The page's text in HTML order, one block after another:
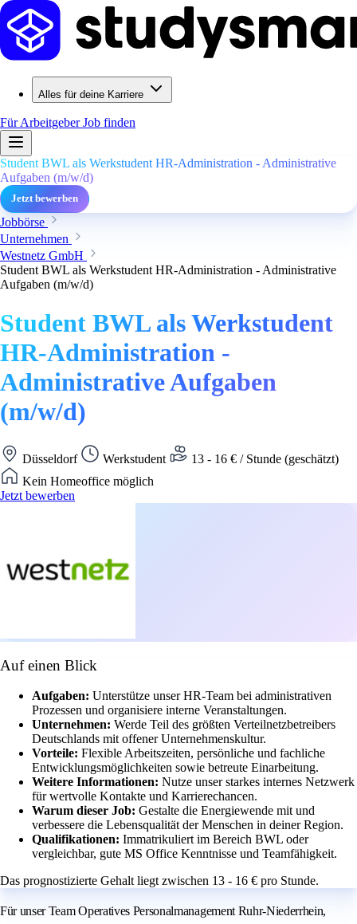
Alles für deine Karriere
Für ArbeitgeberJob finden
Student BWL als Werkstudent HR-Administration - Administrative
Aufgaben (m/w/d)
Jetzt bewerben
Jobbörse
Unternehmen
Westnetz GmbH
Student BWL als Werkstudent HR-Administration - Administrative
Aufgaben (m/w/d)
Student BWL als Werkstudent
HR-Administration -
Administrative Aufgaben
(m/w/d)
Düsseldorf Werkstudent
13 - 16 € / Stunde (geschätzt)
Kein Homeoffice möglich
Jetzt bewerben
Auf einen Blick
Aufgaben: Unterstütze unser HR-Team bei administrativen
Prozessen und organisiere interne Veranstaltungen.
Unternehmen: Werde Teil des größten Verteilnetzbetreibers
Deutschlands mit offener Unternehmenskultur.
Vorteile: Flexible Arbeitszeiten, persönliche und fachliche
Entwicklungsmöglichkeiten sowie betreute Einarbeitung.
Weitere Informationen: Nutze unser starkes internes Netzwerk
für wertvolle Kontakte und Karrierechancen.
Warum dieser Job: Gestalte die Energiewende mit und
verbessere die Lebensqualität der Menschen in deiner Region.
Qualifikationen: Immatrikuliert im Bereich BWL oder
vergleichbar, gute MS Office Kenntnisse und Teamfähigkeit.
Das prognostizierte Gehalt liegt zwischen 13 - 16 € pro Stunde.
Für unser Team Operatives Personalmanagement Ruhr-Niederrhein,